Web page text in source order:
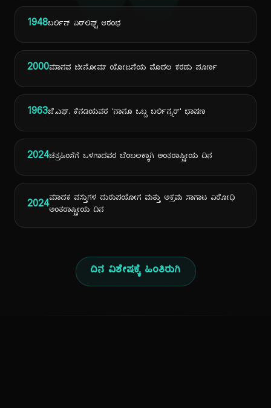
1948ಬರ್ಲಿನ್ ಏರ್‌ಲಿಫ್ಟ್ ಆರಂಭ
2000ಮಾನವ ಜೀನೋಮ್ ಯೋಜನೆಯ ಮೊದಲ ಕರಡು ಪೂರ್ಣ
1963ಜೆ.ಎಫ್. ಕೆನಡಿಯವರ 'ನಾನೂ ಒಬ್ಬ ಬರ್ಲಿನ್ನರ್' ಭಾಷಣ
2024ಚಿತ್ರಹಿಂಸೆಗೆ ಒಳಗಾದವರ ಬೆಂಬಲಕ್ಕಾಗಿ ಅಂತರಾಷ್ಟ್ರೀಯ ದಿನ
2024ಮಾದಕ ವಸ್ತುಗಳ ದುರುಪಯೋಗ ಮತ್ತು ಅಕ್ರಮ ಸಾಗಾಟ ವಿರೋಧಿ
ಅಂತರಾಷ್ಟ್ರೀಯ ದಿನ
ದಿನ ವಿಶೇಷಕ್ಕೆ ಹಿಂತಿರುಗಿ